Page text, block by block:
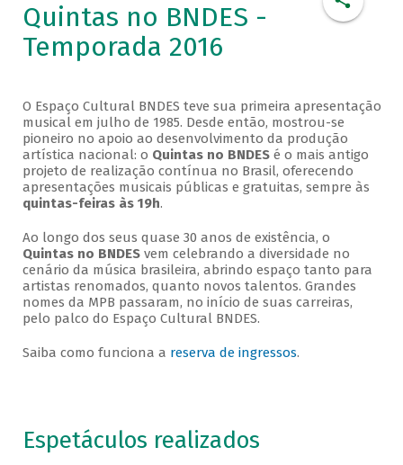
Quintas no BNDES -
Temporada 2016
O Espaço Cultural BNDES teve sua primeira apresentação
musical em julho de 1985. Desde então, mostrou-se
pioneiro no apoio ao desenvolvimento da produção
artística nacional: o Quintas no BNDESé o mais antigo
projeto de realização contínua no Brasil, oferecendo
apresentações musicais públicas e gratuitas, sempre às
quintas-feiras às 19h.
Ao longo dos seus quase 30 anos de existência, o
Quintas no BNDESvem celebrando a diversidade no
cenário da música brasileira, abrindo espaço tanto para
artistas renomados, quanto novos talentos. Grandes
nomes da MPB passaram, no início de suas carreiras,
pelo palco do Espaço Cultural BNDES.
Saiba como funciona a reserva de ingressos.
Espetáculos realizados